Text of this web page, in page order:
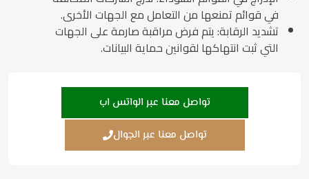
في قوائم تمنعها من التعامل مع الجهات الأخرى.
تشديد الرقابة: يتم فرض مراقبة صارمة على الجهات
التي ثبت انتهاكها لقوانين حماية البيانات.
تواصل معنا عبر الواتس اب
تواصل معنا عبر الجوال